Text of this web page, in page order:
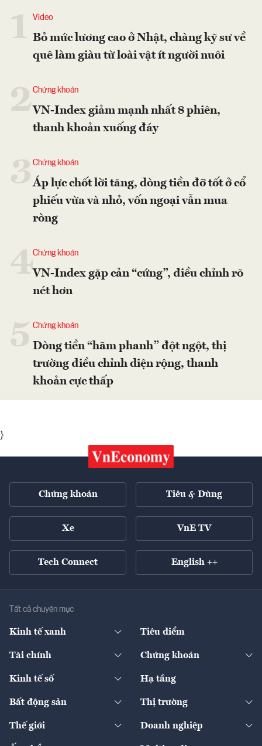
Video
Bỏ mức lương cao ở Nhật, chàng kỹ sư về
quê làm giàu từ loài vật ít người nuôi
2Chứng khoán
VN-Index giảm mạnh nhất 8 phiên,
thanh khoản xuống đáy
Chứng khoán
Áp lực chốt lời tăng, dòng tiền đỡ tốt ở cổ
phiếu vừa và nhỏ, vốn ngoại vẫn mua
ròng
4Chứng khoán
VN-Index gặp cản “cứng”, điều chỉnh rõ
nét hơn
Chứng khoán
Dòng tiền “hãm phanh” đột ngột, thị
trường điều chỉnh diện rộng, thanh
khoản cực thấp
}
Chứng khoán Tiêu & Dùng
Xe VnE TV
Tech Connect English ++
Tất cả chuyên mục
Kinh tế xanh
Diễn đàn
Tiêu điểm
Tài chính
Ngân hàng
Bảo hiểm
Chứng khoán
Doanh nghiệp niêm yết
Kinh tế số
Sản phẩm - Thị trường
Hạ tầng
Bất động sản
Chính sách
Thị trường
Thế giới
Kinh tế
Doanh nghiệp